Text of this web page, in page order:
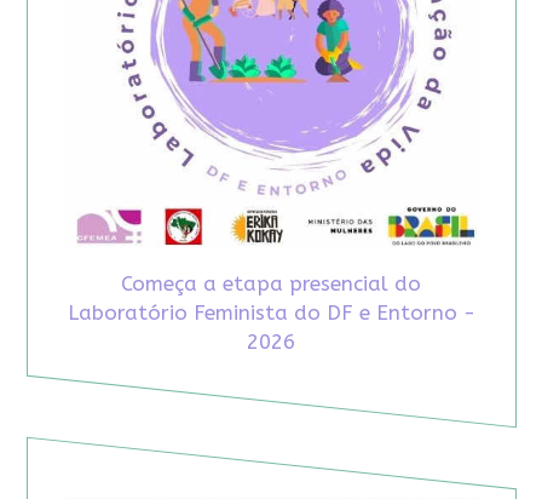
Começa a etapa presencial do
Laboratório Feminista do DF e Entorno -
2026